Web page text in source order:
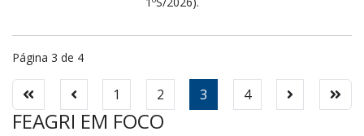
Página 3 de 4
1 2 3 4
FEAGRI EM FOCO